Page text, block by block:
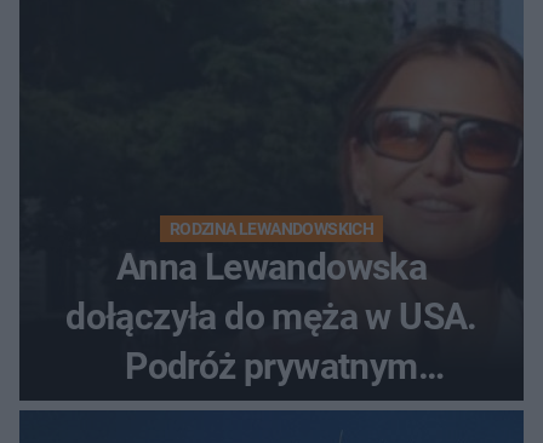
RODZINA LEWANDOWSKICH
Anna Lewandowska
dołączyła do męża w USA.
Podróż prywatnym
odrzutowcem to dopiero